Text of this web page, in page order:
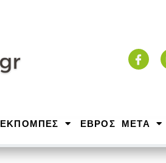
ΕΚΠΟΜΠΕΣ ΕΒΡΟΣ ΜΕΤΑ